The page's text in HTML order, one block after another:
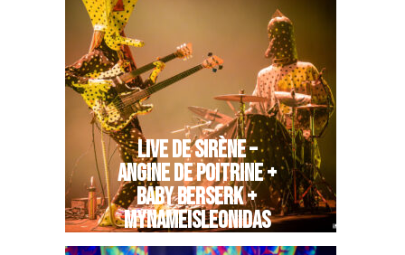
LIVE DE SIRÈNE –
ANGINE DE POITRINE +
BABY BERSERK +
MYNAMEISLEONIDAS